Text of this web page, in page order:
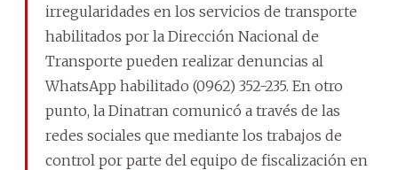
irregularidades en los servicios de transporte
habilitados por la Dirección Nacional de
Transporte pueden realizar denuncias al
WhatsApp habilitado (0962) 352-235. En otro
punto, la Dinatran comunicó a través de las
redes sociales que mediante los trabajos de
control por parte del equipo de fiscalización en